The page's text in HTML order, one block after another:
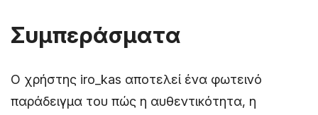
Συμπεράσματα
Ο χρήστης iro_kas αποτελεί ένα φωτεινό
παράδειγμα του πώς η αυθεντικότητα, η